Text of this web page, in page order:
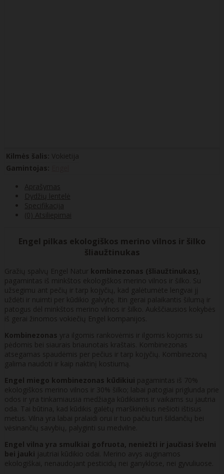
Kilmės šalis: Vokietija
Gamintojas:
Aprašymas
Dydžių lentelė
Specifikacija
(0) Atsiliepimai
Engel pilkas ekologiškos merino vilnos ir šilko
šliaužtinukas
Gražių spalvų Engel Natur kombinezonas (šliaužtinukas)
pagamintas iš minkštos ekologiškos merino vilnos ir šilko. Su
užsegimu ant pečių ir tarp kojyčių, kad galėtumėte lengvai jį
uždėti ir nuimti per kūdikio galvytę. Itin gerai palaikantis šilumą ir
patogus dėl minkštos merino vilnos ir šilko. Aukščiausios kokybės
iš gerai žinomos vokiečių Engel kompanijos.
Kombinezonas yra ilgomis rankovėmis ir ilgomis kojomis su
pėdomis bei siaurais briaunotais kraštais. Kombinezonas
atsegamas spaudėmis per pečius ir tarp kojyčių. Kombinezoną
galima naudoti ir kaip naktinį kostiumą.
Engel miego kombinezonas kūdikiui pagamintas iš 70%
ekologiškos merino vilnos ir 30% šilko; labai patogiai priglunda prie
odos ir yra tinkamiausia medžiaga kūdikiams ir vaikams su jautria
oda. Tai būtina, kad kūdikis galėtų marškinėlius nešioti ištisus
metus. Vilna yra labai pralaidi orui ir tuo pačiu turi šildančių bei
vėsinančių savybių, palyginti su medvilne.
Engel vilna yra smulkiai gofruota, neniežti ir jaučiasi švelni
bei jauki jautriai kūdikio odai. Merino avys auginamos
ekologiškai, nenaudojant pesticidų nei ganyklose, nei gyvuliuose.